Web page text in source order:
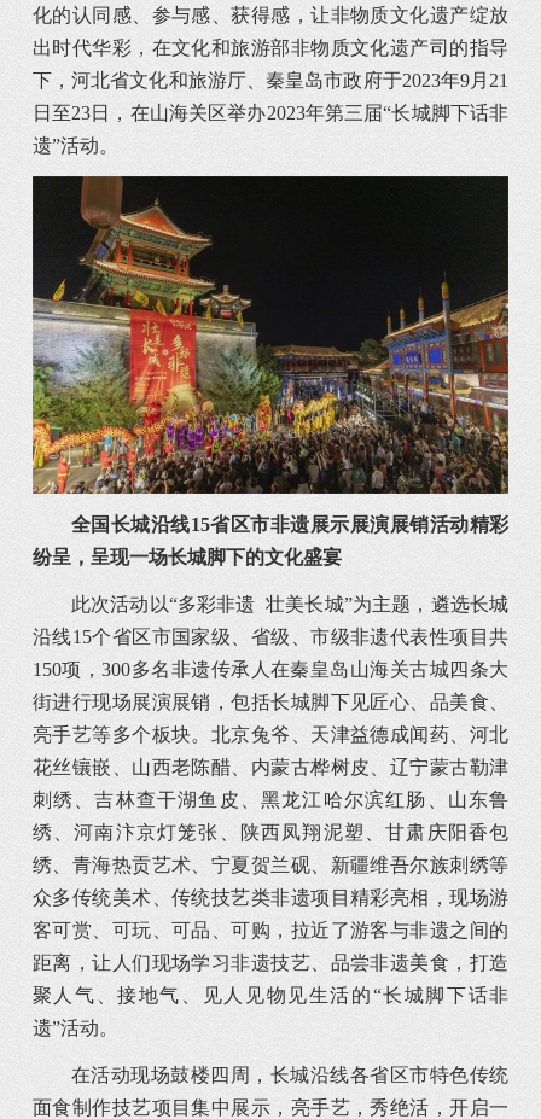
化的认同感、参与感、获得感，让非物质文化遗产绽放
出时代华彩，在文化和旅游部非物质文化遗产司的指导
下，河北省文化和旅游厅、秦皇岛市政府于2023年9月21
日至23日，在山海关区举办2023年第三届“长城脚下话非
遗”活动。
全国长城沿线15省区市非遗展示展演展销活动精彩
纷呈，呈现一场长城脚下的文化盛宴
此次活动以“多彩非遗 壮美长城”为主题，遴选长城
沿线15个省区市国家级、省级、市级非遗代表性项目共
150项，300多名非遗传承人在秦皇岛山海关古城四条大
街进行现场展演展销，包括长城脚下见匠心、品美食、
亮手艺等多个板块。北京兔爷、天津益德成闻药、河北
花丝镶嵌、山西老陈醋、内蒙古桦树皮、辽宁蒙古勒津
刺绣、吉林查干湖鱼皮、黑龙江哈尔滨红肠、山东鲁
绣、河南汴京灯笼张、陕西凤翔泥塑、甘肃庆阳香包
绣、青海热贡艺术、宁夏贺兰砚、新疆维吾尔族刺绣等
众多传统美术、传统技艺类非遗项目精彩亮相，现场游
客可赏、可玩、可品、可购，拉近了游客与非遗之间的
距离，让人们现场学习非遗技艺、品尝非遗美食，打造
聚人气、接地气、见人见物见生活的“长城脚下话非
遗”活动。
在活动现场鼓楼四周，长城沿线各省区市特色传统
面食制作技艺项目集中展示，亮手艺，秀绝活，开启一